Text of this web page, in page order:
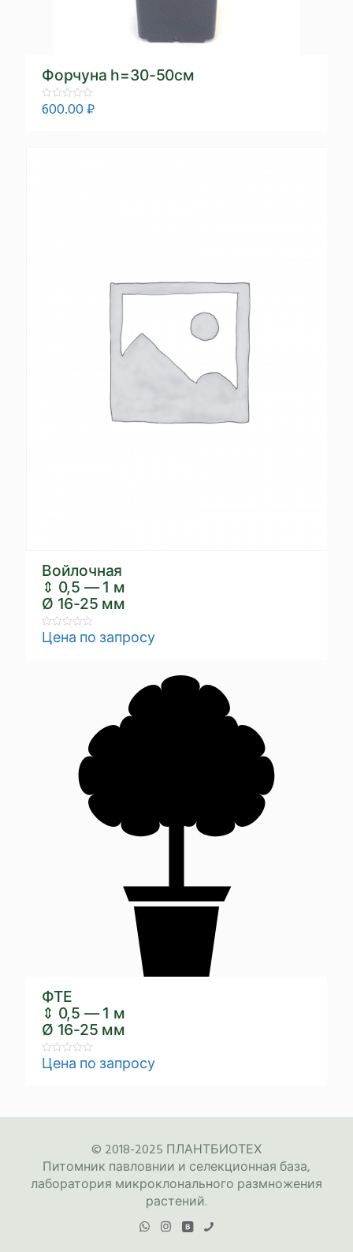
Форчуна h=30-50см
Rated
0
600.00₽
Войлочная
⇕ 0,5 — 1 м
Ø 16-25 мм
Rated
0
Цена по запросу
ФТЕ
⇕ 0,5 — 1 м
Ø 16-25 мм
Rated
0
Цена по запросу
© 2018-2025 ПЛАНТБИОТЕХ
Питомник павловнии и селекционная база,
лаборатория микроклонального размножения
растений.